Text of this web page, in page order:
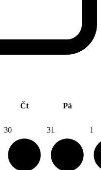
Čt Pá
30 31 1